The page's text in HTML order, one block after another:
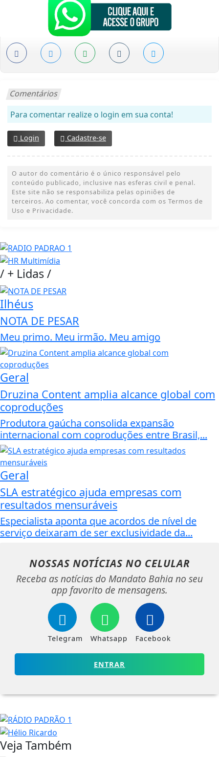
Comentários
Para comentar realize o login em sua conta!
Login Cadastre-se
O autor do comentário é o único responsável pelo
conteúdo publicado, inclusive nas esferas civil e penal.
Este site não se responsabiliza pelas opiniões de
terceiros. Ao comentar, você concorda com os Termos de
Uso e Privacidade.
/ + Lidas/
Ilhéus
NOTA DE PESAR
Meu primo. Meu irmão. Meu amigo
Geral
Druzina Content amplia alcance global com
coproduções
Produtora gaúcha consolida expansão
internacional com coproduções entre Brasil,...
Geral
SLA estratégico ajuda empresas com
resultados mensuráveis
Especialista aponta que acordos de nível de
serviço deixaram de ser exclusividade da...
NOSSAS NOTÍCIAS NO CELULAR
Receba as notícias do Mandato Bahia no seu
app favorito de mensagens.
Telegram Whatsapp Facebook
ENTRAR
Veja Também